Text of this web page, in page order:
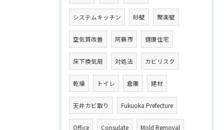
システムキッチン 砂壁 聚楽壁
空気質改善 阿蘇市 健康住宅
床下換気扇 対処法 カビリスク
乾燥 トイレ 倉庫 建材
天井カビ取り Fukuoka Prefecture
Office Consulate Mold Removal